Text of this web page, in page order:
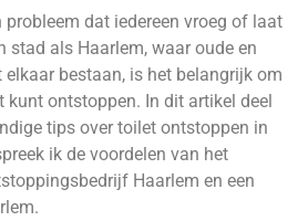
probleem dat iedereen vroeg of laat
stad als Haarlem, waar oude en
bestaan, is het belangrijk om
kunt ontstoppen. In dit artikel deel
tips over toilet ontstoppen in
ik de voordelen van het
Haarlem en een